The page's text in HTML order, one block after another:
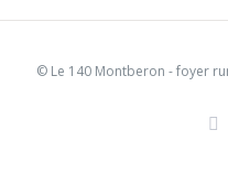
© Le 140 Montberon - foyer